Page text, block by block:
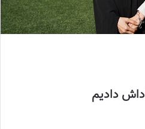
دادیم